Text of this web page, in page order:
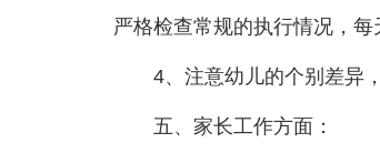
严格检查常规的执行情况，每
4、注意幼儿的个别差异
五、家长工作方面：